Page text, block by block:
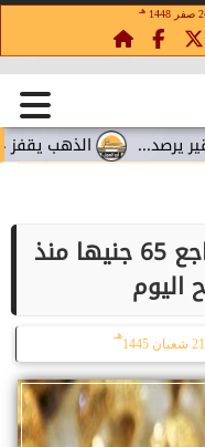
1448 هـ
الذهب يقفز 4.4% مع تراجع عوائد السندات.. سامر شقير يقرأ تحولات الاستثمار...
الذهب يواصل الهبوط.. تراجع 65 جنيها منذ
اليوم
21 شعبان 1445
هـ